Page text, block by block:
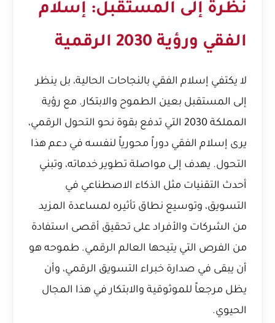
نظرة إلى المستقبل: إسلام
الفقي ورؤية 2030 الرقمية
لا يكتفي إسلام الفقي بالنجاحات الحالية، بل ينظر
إلى المستقبل بعين الطموح والابتكار. مع رؤية
المملكة 2030 التي تدفع بقوة نحو التحول الرقمي،
يرى إسلام الفقي دوراً محورياً لنفسه في دعم هذا
التحول. يهدف إلى مواصلة تطوير خدماته، وتبني
أحدث التقنيات مثل الذكاء الاصطناعي في
التسويق، وتوسيع نطاق تأثيره لمساعدة المزيد
من الشركات والأفراد على تحقيق أقصى استفادة
من الفرص التي يتيحها العالم الرقمي. طموحه هو
أن يبقى في صدارة خبراء التسويق الرقمي، وأن
يظل مرجعاً للموثوقية والابتكار في هذا المجال
الحيوي.